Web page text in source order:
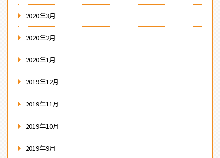
2020年3月
2020年2月
2020年1月
2019年12月
2019年11月
2019年10月
2019年9月